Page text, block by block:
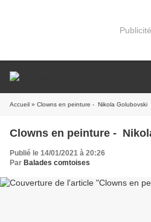
Publicité
Accueil » Clowns en peinture - Nikola Golubovski
Clowns en
Publié le 14/01/2021 à 20:26
Par Balades comtoises